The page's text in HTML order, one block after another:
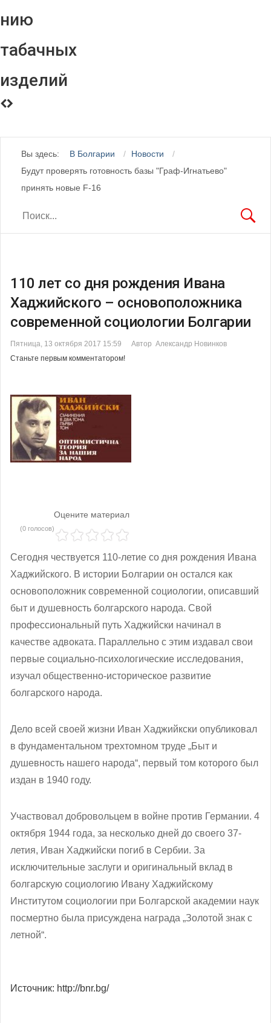
нию
табачных
изделий
Вы здесь: В Болгарии
Новости
Будут проверять готовность базы "Граф-Игнатьево"
принять новые F-16
110 лет со дня рождения Ивана
Хаджийского – основоположника
современной социологии Болгарии
Пятница, 13 октября 2017 15:59
Автор Александр Новинков
Станьте первым комментатором!
Оцените материал
(0 голосов)
Сегодня чествуется 110-летие со дня рождения Ивана
Хаджийского. В истории Болгарии он остался как
основоположник современной социологии, описавший
быт и душевность болгарского народа. Свой
профессиональный путь Хаджийски начинал в
качестве адвоката. Параллельно с этим издавал свои
первые социально-психологические исследования,
изучал общественно-историческое развитие
болгарского народа.
Дело всей своей жизни Иван Хаджийкски опубликовал
в фундаментальном трехтомном труде „Быт и
душевность нашего народа“, первый том которого был
издан в 1940 году.
Участвовал добровольцем в войне против Германии. 4
октября 1944 года, за несколько дней до своего 37-
летия, Иван Хаджийски погиб в Сербии. За
исключительные заслуги и оригинальный вклад в
болгарскую социологию Ивану Хаджийскому
Институтом социологии при Болгарской академии наук
посмертно была присуждена награда „Золотой знак с
летной“.
Источник: http://bnr.bg/